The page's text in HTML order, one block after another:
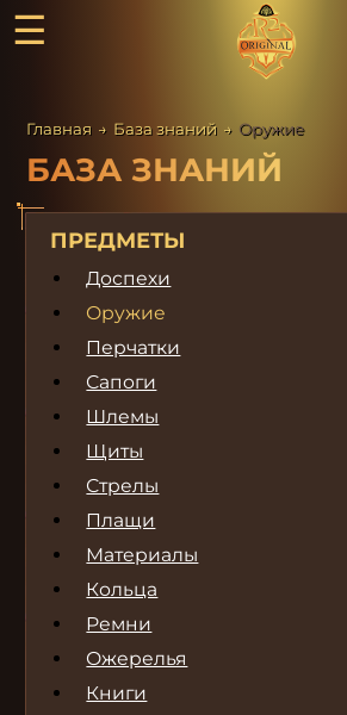
☰
Главная → База знаний → Оружие
БАЗА ЗНАНИЙ
ПРЕДМЕТЫ
Доспехи
Оружие
Перчатки
Сапоги
Шлемы
Щиты
Стрелы
Плащи
Материалы
Кольца
Ремни
Ожерелья
Книги